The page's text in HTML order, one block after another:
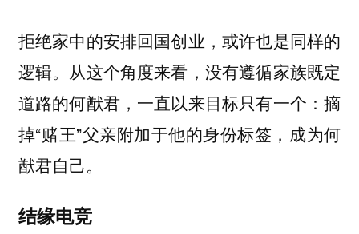
拒绝家中的安排回国创业，或许也是同样的
逻辑。从这个角度来看，没有遵循家族既定
道路的何猷君，一直以来目标只有一个：摘
掉“赌王”父亲附加于他的身份标签，成为何
猷君自己。
结缘电竞